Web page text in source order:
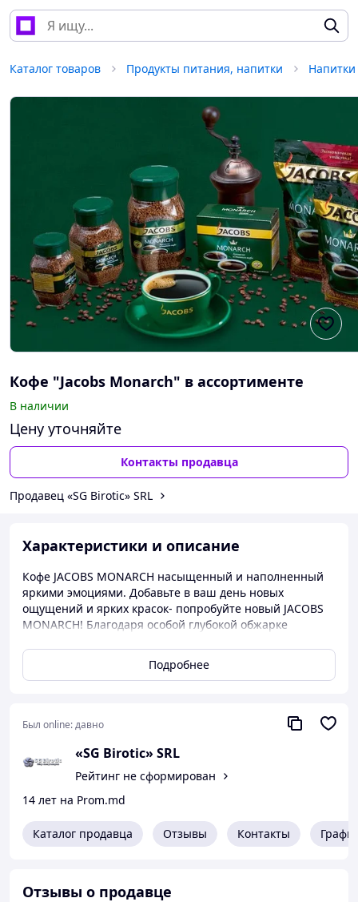
Каталог товаров Продукты питания, напитки Напитки
Кофе "Jacobs Monarch" в ассортименте
В наличии
Цену уточняйте
Контакты продавца
Продавец «SG Birotic» SRL
Характеристики и описание
Кофе JACOBS MONARCH насыщенный и наполненный
яркими эмоциями. Добавьте в ваш день новых
ощущений и ярких красок- попробуйте новый JACOBS
MONARCH! Благодаря особой глубокой обжарке
терпким вкусом и насыщенным ароматом и создаст
настроение, которым хочется поделиться с близкими и
Подробнее
Был online:давно
«SG Birotic» SRL
Рейтинг не сформирован
14 лет на Prom.md
Каталог продавца Отзывы Контакты
Отзывы о продавце